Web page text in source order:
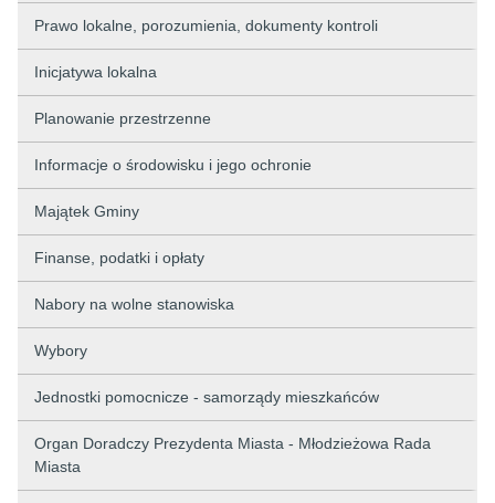
Prawo lokalne, porozumienia, dokumenty kontroli
Inicjatywa lokalna
Planowanie przestrzenne
Informacje o środowisku i jego ochronie
Majątek Gminy
Finanse, podatki i opłaty
Nabory na wolne stanowiska
Wybory
Jednostki pomocnicze - samorządy mieszkańców
Organ Doradczy Prezydenta Miasta - Młodzieżowa Rada
Miasta